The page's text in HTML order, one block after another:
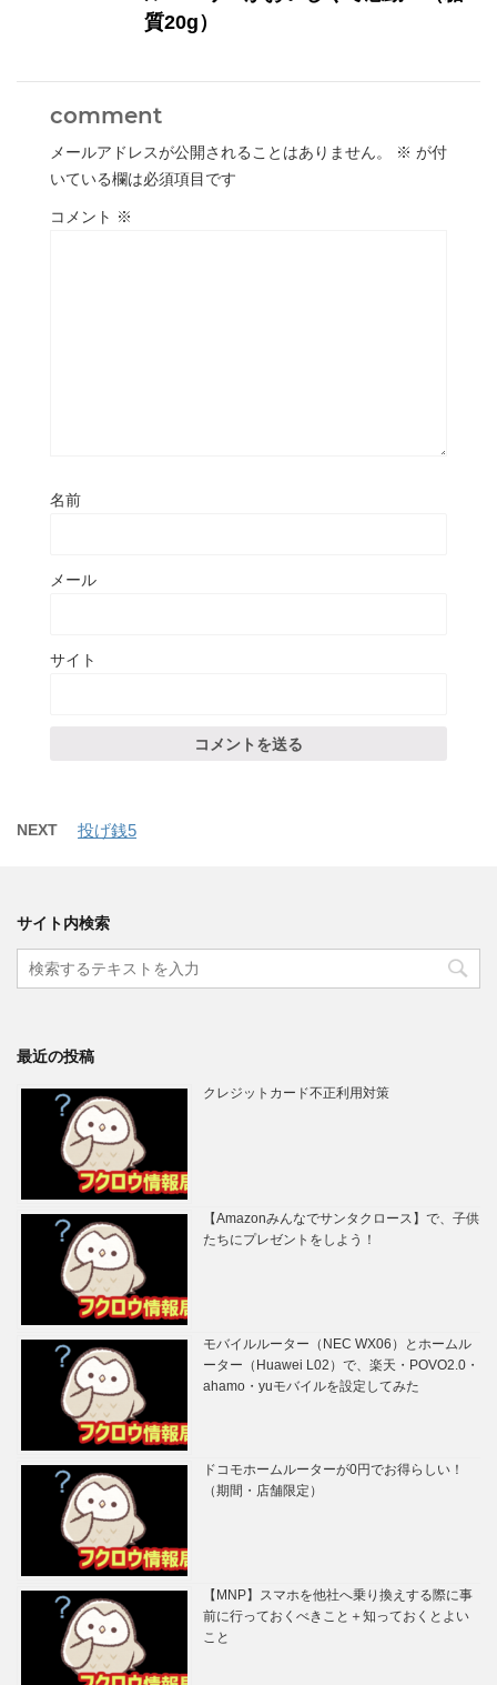
質20g）
comment
メールアドレスが公開されることはありません。 ※ が付
いている欄は必須項目です
コメント ※
名前
メール
サイト
NEXT 投げ銭5
サイト内検索
最近の投稿
クレジットカード不正利用対策
【Amazonみんなでサンタクロース】で、子供
たちにプレゼントをしよう！
モバイルルーター（NEC WX06）とホームル
ーター（Huawei L02）で、楽天・POVO2.0・
ahamo・yuモバイルを設定してみた
ドコモホームルーターが0円でお得らしい！
（期間・店舗限定）
【MNP】スマホを他社へ乗り換えする際に事
前に行っておくべきこと＋知っておくとよい
こと